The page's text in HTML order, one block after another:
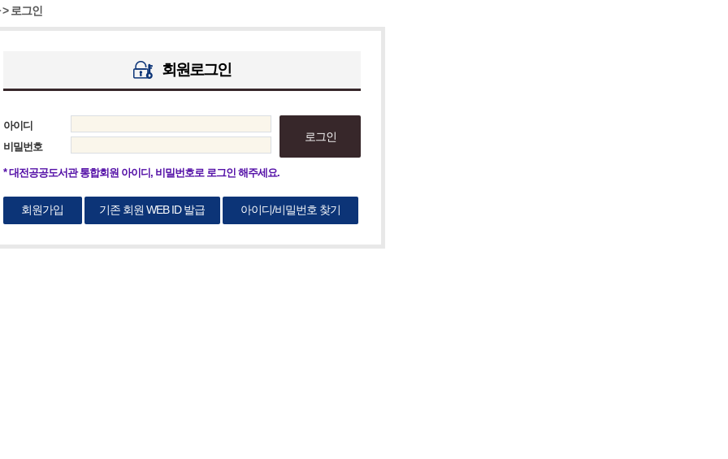
로그인
회원로그인
아이디
비밀번호
로그인
* 대전공공도서관 통합회원 아이디, 비밀번호로 로그인 해주세요.
회원가입 기존 회원 WEB ID 발급 아이디/비밀번호 찾기